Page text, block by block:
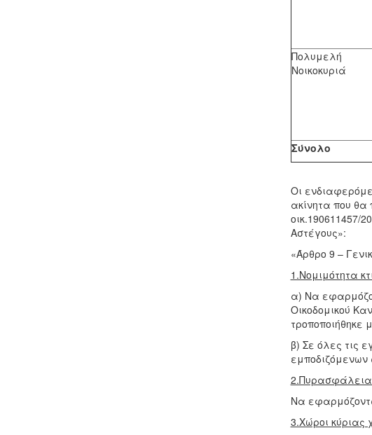
Πολυμελή
Νοικοκυριά
Σύνολο
Οι
ακίνητα που
οικ.190611457/
Αστέγους»:
«Άρθρο 9 –
1.Νομιμότητα
α) Να
Οικοδομικού
τροποποιήθηκε
β) Σε όλες τις
Να
3.Χώροι κύριας